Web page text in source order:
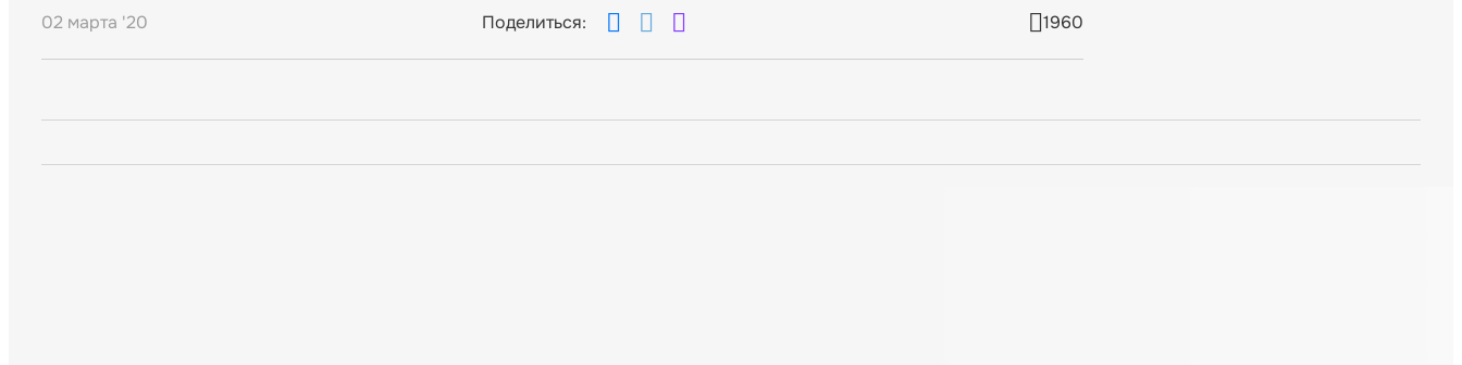
02 марта '20 Поделиться: 1960